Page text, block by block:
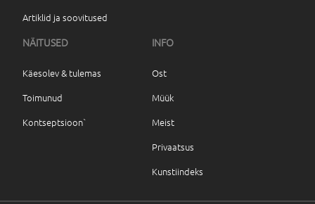
Artiklid ja soovitused
NÄITUSED
Käesolev & tulemas
Toimunud
Kontseptsioon`
INFO
Ost
Müük
Meist
Privaatsus
Kunstiindeks